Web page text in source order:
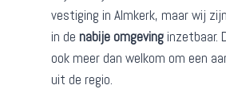
vestiging in Almkerk, maar wij
in de nabije omgeving inzetbaar.
ook meer dan welkom om een
uit de regio.